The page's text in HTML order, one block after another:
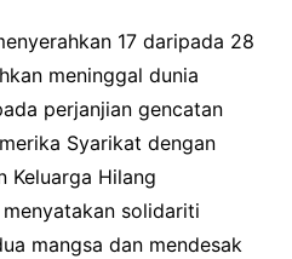
17 daripada 28
meninggal dunia
perjanjian gencatan
Syarikat dengan
Keluarga Hilang
solidariti
mangsa dan mendesak